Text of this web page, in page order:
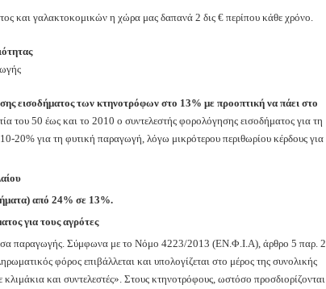
και γαλακτοκομικών η χώρα μας δαπανά 2 δις € περίπου κάθε χρόνο.
εισοδήματος των κτηνοτρόφων στο 13% με προοπτική να πάει στο
του 50 έως και το 2010 ο συντελεστής φορολόγησης εισοδήματος για τη
20% για τη φυτική παραγωγή, λόγω μικρότερου περιθωρίου κέρδους για
από 24% σε 13%.
για τους αγρότες
παραγωγής. Σύμφωνα με το Νόμο 4223/2013 (ΕΝ.Φ.Ι.Α), άρθρο 5 παρ. 2.
φόρος επιβάλλεται και υπολογίζεται στο μέρος της συνολικής
και συντελεστές». Στους κτηνοτρόφους, ωστόσο προσδιορίζονται